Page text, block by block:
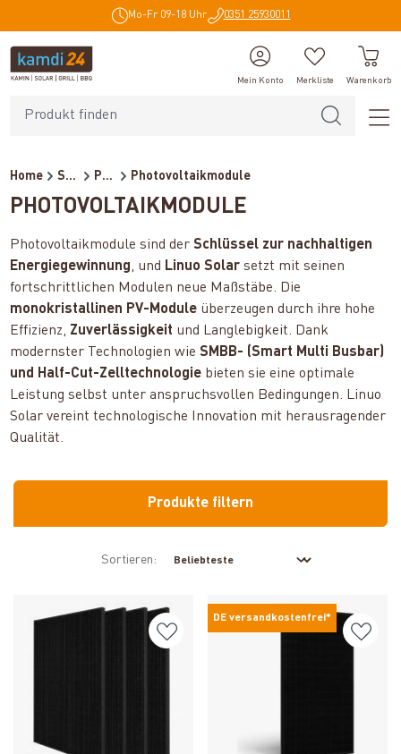
Mo-Fr 09-18 Uhr 0351 25930011
Mein Konto Merkliste Warenkorb
Home Solar Photovoltaik Photovoltaikmodule
PHOTOVOLTAIKMODULE
Photovoltaikmodule sind derSchlüssel zur nachhaltigen
Energiegewinnung, und Linuo Solar setzt mit seinen
fortschrittlichen Modulen neue Maßstäbe. Die
monokristallinen PV-Module überzeugen durch ihre hohe
Effizienz, Zuverlässigkeit und Langlebigkeit. Dank
modernster Technologien wieSMBB- (Smart Multi Busbar)
und Half-Cut-Zelltechnologie bieten sie eine optimale
Leistung selbst unter anspruchsvollen Bedingungen. Linuo
Solar vereint technologische Innovation mit herausragender
Qualität.
Produkte filtern
Sortieren:
DE versandkostenfrei*